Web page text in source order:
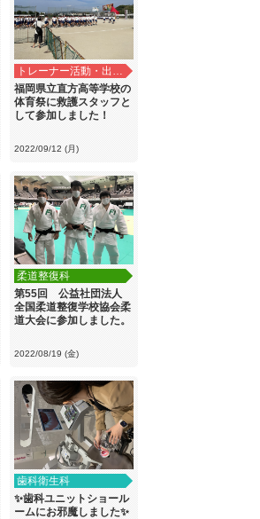
トレーナー活動・出前講義
福岡県立直方高等学校の
体育祭に救護スタッフと
して参加しました！
2022/09/12 (月)
柔道整復科
第55回 公益社団法人
全国柔道整復学校協会柔
道大会に参加しました。
2022/08/19 (金)
歯科衛生科
✨歯科ユニットショール
ームにお邪魔しました✨